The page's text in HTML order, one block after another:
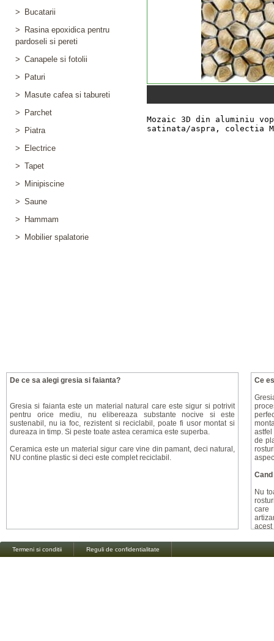
>
Bucatarii
>
Rasina epoxidica pentru
pardoseli si pereti
> Canapele si fotolii
>
Paturi
>
Masute cafea si tabureti
>
Parchet
>
Piatra
>
Electrice
> Tapet
>
Minipiscine
> Saune
>
Hammam
>
Mobilier spalatorie
De ce sa alegi gresia si faianta?
Gresia si faianta este un material natural care este sigur si potrivit
pentru orice mediu, nu elibereaza substante nocive si este
sustenabil, nu ia foc, rezistent si reciclabil, poate fi usor montat si
dureaza in timp. Si peste toate astea ceramica este superba.
Ceramica este un material sigur care vine din pamant, deci natural,
NU contine plastic si deci este complet reciclabil.
Ce
de
Nu
care
Termeni si conditii Reguli de confidentialitate